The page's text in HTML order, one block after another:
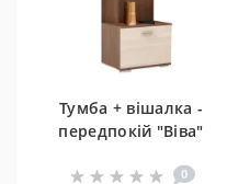
Тумба + вішалка -
передпокій "Віва"
0